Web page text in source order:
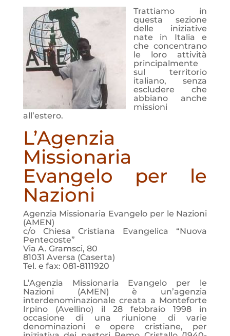
Trattiamo in
questa sezione
delle iniziative
nate in Italia e
che concentrano
le loro attività
principalmente
sul territorio
italiano, senza
escludere che
abbiano anche
missioni
all’estero.
L’Agenzia
Missionaria
Evangelo per le
Nazioni
Agenzia Missionaria Evangelo per le Nazioni
(AMEN)
c/o Chiesa Cristiana Evangelica “Nuova
Pentecoste”
Via A. Gramsci, 80
81031 Aversa (Caserta)
Tel. e fax: 081-8111920
L’Agenzia Missionaria Evangelo per le
Nazioni (AMEN) è un’agenzia
interdenominazionale creata a Monteforte
Irpino (Avellino) il 28 febbraio 1998 in
occasione di una riunione di varie
denominazioni e opere cristiane, per